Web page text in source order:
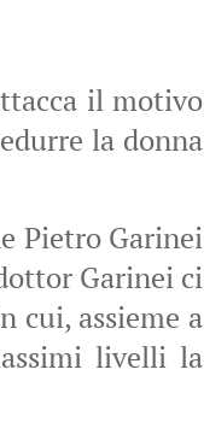
il motivo
la donna
Pietro Garinei
Garinei ci
cui, assieme a
livelli la